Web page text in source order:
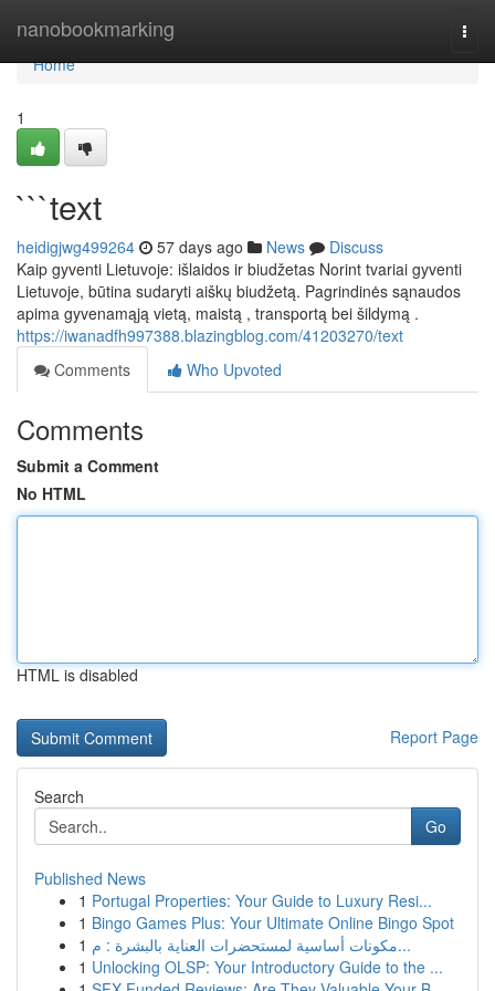
nanobookmarking
Home
Home
1
```text
heidigjwg499264 57 days ago News
Discuss
Kaip gyventi Lietuvoje: išlaidos ir biudžetas Norint tvariai gyventi
Lietuvoje, būtina sudaryti aiškų biudžetą. Pagrindinės sąnaudos
apima gyvenamąją vietą, maistą , transportą bei šildymą .
https://iwanadfh997388.blazingblog.com/41203270/text
Comments
Who Upvoted
Comments
Submit a Comment
No HTML
HTML is disabled
Report Page
Search
Go
Published News
1 Portugal Properties: Your Guide to Luxury Resi...
1 Bingo Games Plus: Your Ultimate Online Bingo Spot
1
مكونات أساسية لمستحضرات العناية بالبشرة : م...
1 Unlocking OLSP: Your Introductory Guide to the ...